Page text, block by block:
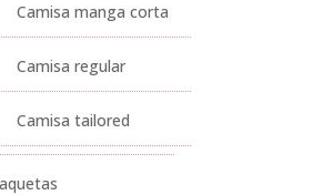
Camisa manga corta
Camisa regular
Camisa tailored